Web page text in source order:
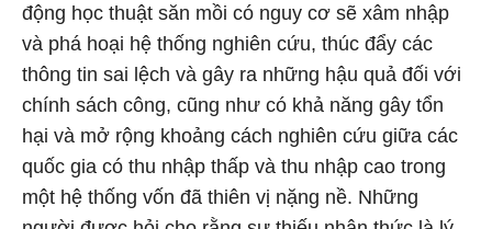
động học thuật săn mồi có nguy cơ sẽ xâm nhập
và phá hoại hệ thống nghiên cứu, thúc đẩy các
thông tin sai lệch và gây ra những hậu quả đối với
chính sách công, cũng như có khả năng gây tổn
hại và mở rộng khoảng cách nghiên cứu giữa các
quốc gia có thu nhập thấp và thu nhập cao trong
một hệ thống vốn đã thiên vị nặng nề. Những